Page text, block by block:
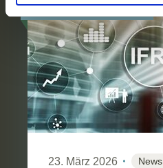
IFRS ADVISORY
23. März 2026 News